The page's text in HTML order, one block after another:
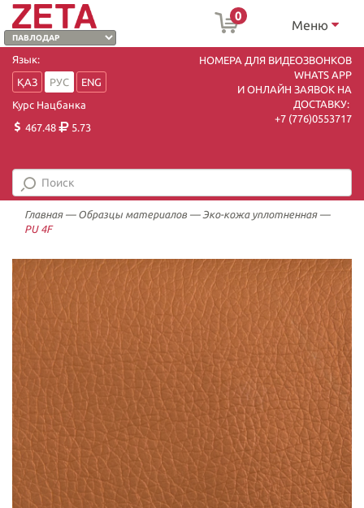
0
Меню
Язык:
ҚАЗ
РУС
ENG
Курс Нацбанка
467.48
5.73
НОМЕРА ДЛЯ ВИДЕОЗВОНКОВ
WHATS APP
И ОНЛАЙН ЗАЯВОК НА
ДОСТАВКУ:
+7 (776)0553717
Главная— Образцы материалов — Эко-кожа уплотненная —
PU 4F